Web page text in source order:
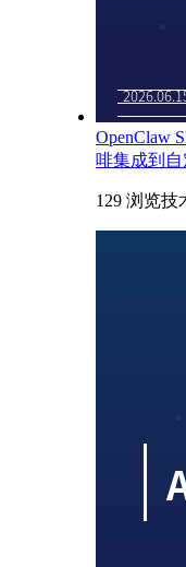
OpenClaw
啡集成到
129 浏览技